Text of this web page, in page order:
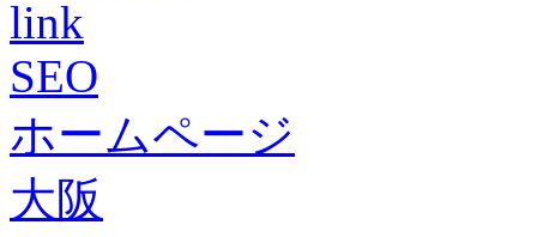
link
SEO
ホームページ
大阪